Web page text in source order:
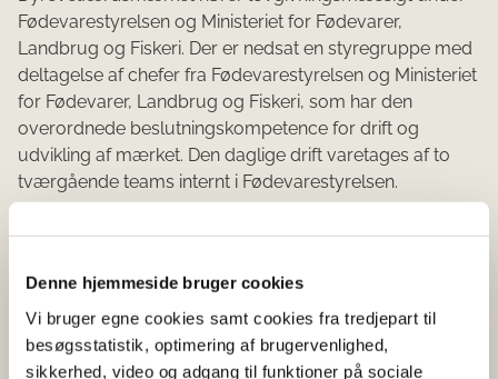
Denne hjemmeside bruger cookies
Vi bruger egne cookies samt cookies fra tredjepart til
besøgsstatistik, optimering af brugervenlighed,
sikkerhed, video og adgang til funktioner på sociale
Fødevarestyrelsen og Ministeriet for Fødevarer,
Landbrug og Fiskeri. Der er nedsat en styregruppe med
deltagelse af chefer fra Fødevarestyrelsen og Ministeriet
for Fødevarer, Landbrug og Fiskeri, som har den
overordnede beslutningskompetence for drift og
udvikling af mærket. Den daglige drift varetages af to
tværgående teams internt i Fødevarestyrelsen.
fælles partnermøder, hvor Fødevarestyrelsen blandt
andet informerer om igangværende og kommende
aktiviteter. Medlemmer i partnerskabet bag
Dyrevelfærdsmærket kan indgå i relevante ad hoc